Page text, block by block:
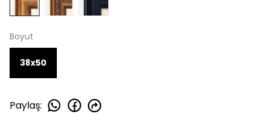
Boyut
38x50
Paylaş: